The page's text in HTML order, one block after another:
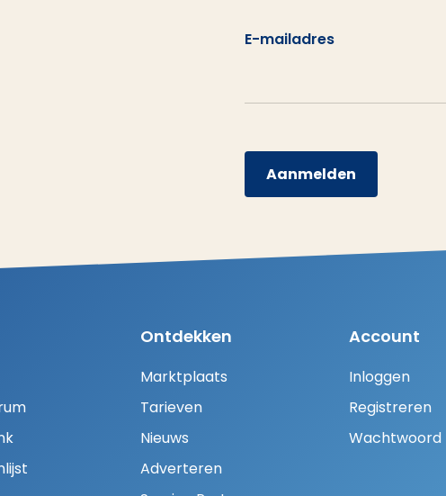
E-mailadres
Aanmelden
Ontdekken
Marktplaats
Tarieven
Nieuws
Adverteren
Account
Inloggen
Registreren
Wachtwoord